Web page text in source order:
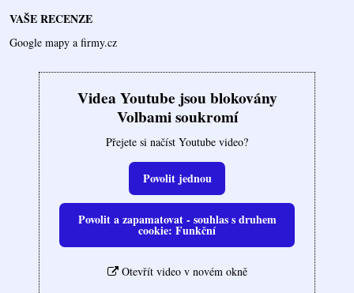
VAŠE RECENZE
Google mapy a firmy.cz
Videa Youtube jsou blokovány
Volbami soukromí
Přejete si načíst Youtube video?
Povolit jednou
Povolit a zapamatovat - souhlas s druhem
cookie: Funkční
Otevřít video v novém okně